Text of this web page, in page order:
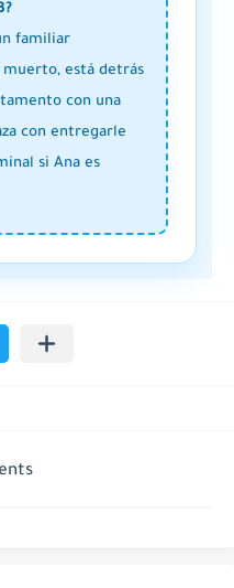
familiar
está detrás
con una
con entregarle
si Ana es